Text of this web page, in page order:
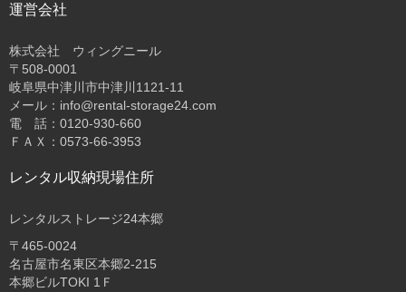
運営会社
株式会社 ウィングニール
〒508-0001
岐阜県中津川市中津川1121-11
メール：info@rental-storage24.com
電 話：0120-930-660
ＦＡＸ：0573-66-3953
レンタル収納現場住所
レンタルストレージ24本郷
〒465-0024
名古屋市名東区本郷2-215
本郷ビルTOKI 1Ｆ